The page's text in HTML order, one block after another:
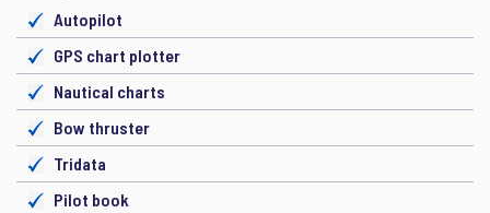
Autopilot
GPS chart plotter
Nautical charts
Bow thruster
Tridata
Pilot book